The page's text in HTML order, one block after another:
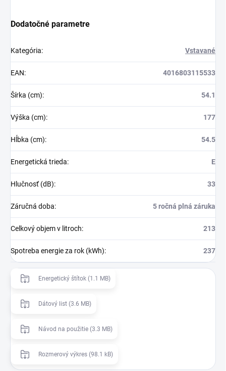
Dodatočné parametre
Kategória: Vstavané
EAN: 4016803115533
Šírka (cm): 54.1
Výška (cm): 177
Hĺbka (cm): 54.5
Energetická trieda: E
Hlučnosť (dB): 33
Záručná doba: 5 ročná plná záruka
Celkový objem v litroch: 213
Spotreba energie za rok (kWh): 237
Energetický štítok (1.1 MB)
Dátový list (3.6 MB)
Návod na použitie (3.3 MB)
Rozmerový výkres (98.1 kB)